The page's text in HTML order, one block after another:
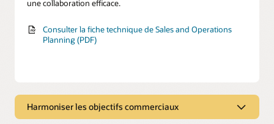
une collaboration efficace.
Consulter la fiche technique de Sales and Operations
Planning (PDF)
Harmoniser les objectifs commerciaux